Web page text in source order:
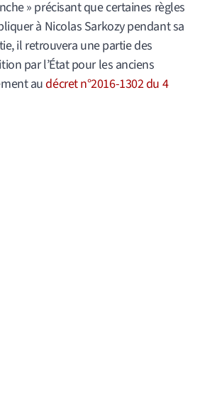
» précisant que certaines règles
à Nicolas Sarkozy pendant sa
il retrouvera une partie des
par l’État pour les anciens
audécret n°2016-1302 du 4